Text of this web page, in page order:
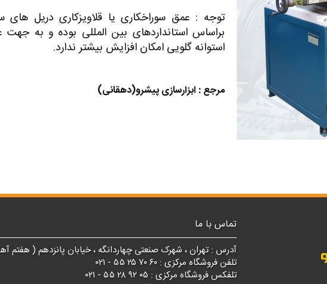
توجه : عمق سوراخکاری یا قلاویزکاری دریل های
براساس استانداردهای بین المللی بوده و به
استوانه گلویی امکان افزایش بیشتر ندارد.
مرجع : ابزارسازی پیشرو(دهقانی)
تماس با ما
آدرس : تهران ، شهرک صنعتی چهاردانگه ، خیابان پانزدهم ( هفتم
تلفن فروشگاه مرکزی : ۶۰ ۷۰ ۲۵ ۵۵ - ۰۲۱
تلفکس فروشگاه مرکزی : ۰۵ ۹۲ ۲۸ ۵۵ - ۰۲۱